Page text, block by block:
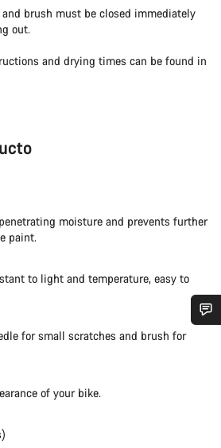
and brush must be closed immediately
out.
and drying times can be found in
moisture and prevents further
paint.
to light and temperature, easy to
for small scratches and brush for
of your bike.